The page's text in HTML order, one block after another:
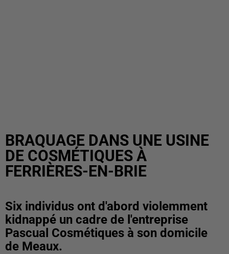
BRAQUAGE DANS UNE USINE
DE COSMÉTIQUES À
FERRIÈRES-EN-BRIE
Six individus ont d'abord violemment
kidnappé un cadre de l'entreprise
Pascual Cosmétiques à son domicile
de Meaux.